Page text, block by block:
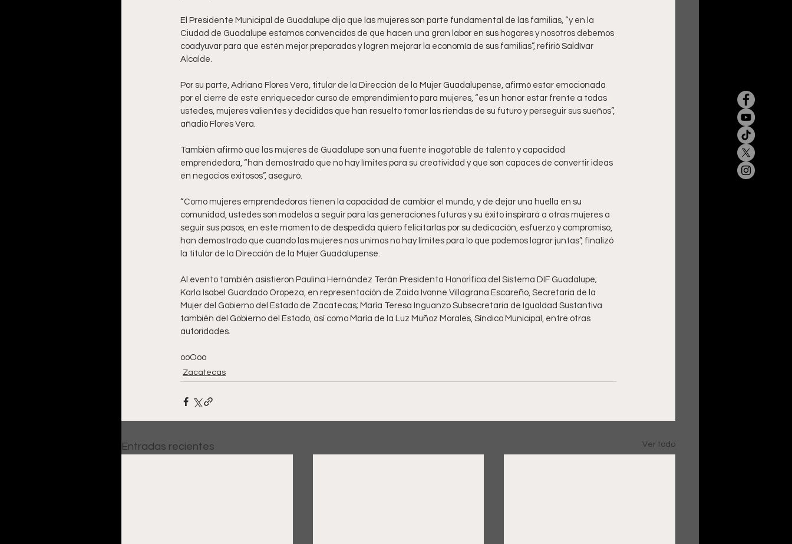
El Presidente Municipal de Guadalupe dijo que las mujeres son parte fundamental de las familias, “y en la
Ciudad de Guadalupe estamos convencidos de que hacen una gran labor en sus hogares y nosotros debemos
coadyuvar para que estén mejor preparadas y logren mejorar la economía de sus familias”, refirió Saldívar
Alcalde.
Por su parte, Adriana Flores Vera, titular de la Dirección de la Mujer Guadalupense, afirmó estar emocionada
por el cierre de este enriquecedor curso de emprendimiento para mujeres, “es un honor estar frente a todas
ustedes, mujeres valientes y decididas que han resuelto tomar las riendas de su futuro y perseguir sus sueños”,
añadió Flores Vera.
También afirmó que las mujeres de Guadalupe son una fuente inagotable de talento y capacidad
emprendedora, “han demostrado que no hay límites para su creatividad y que son capaces de convertir ideas
en negocios exitosos”, aseguró.
“Como mujeres emprendedoras tienen la capacidad de cambiar el mundo, y de dejar una huella en su
comunidad, ustedes son modelos a seguir para las generaciones futuras y su éxito inspirará a otras mujeres a
seguir sus pasos, en este momento de despedida quiero felicitarlas por su dedicación, esfuerzo y compromiso,
han demostrado que cuando las mujeres nos unimos no hay límites para lo que podemos lograr juntas”, finalizó
la titular de la Dirección de la Mujer Guadalupense.
Al evento también asistieron Paulina Hernández Terán Presidenta HonorÍfica del Sistema DIF Guadalupe;
Karla Isabel Guardado Oropeza, en representación de Zaida Ivonne Villagrana Escareño, Secretaria de la
Mujer del Gobierno del Estado de Zacatecas; María Teresa Inguanzo Subsecretaria de Igualdad Sustantiva
también del Gobierno del Estado, así como María de la Luz Muñoz Morales, Síndico Municipal, entre otras
autoridades.
ooOoo
Zacatecas
Entradas recientes Ver todo